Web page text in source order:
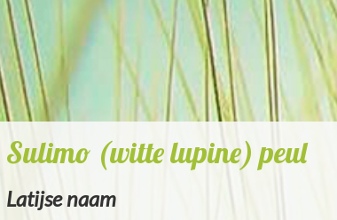
Sulimo (witte lupine) peul
Latijse naam